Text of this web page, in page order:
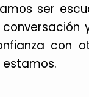
ser
con
estamos.